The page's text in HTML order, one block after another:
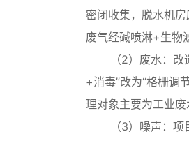
密闭收集，脱水机
废气经碱喷淋+生物
（2）废水：改造
+消毒”改为“格栅调
理对象主要为工业
（3）噪声：项目